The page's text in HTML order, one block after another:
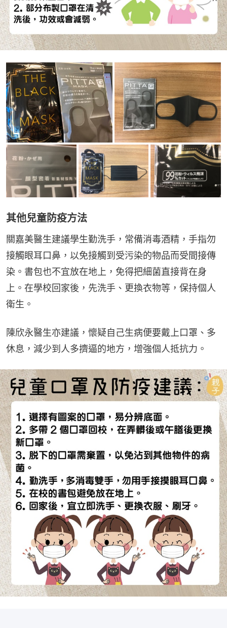
其他兒童防疫方法
關嘉美醫生建議學生勤洗手，常備消毒酒精，手指勿
接觸眼耳口鼻，以免接觸到受污染的物品而受間接傳
染。書包也不宜放在地上，免得把細菌直接背在身
上。在學校回家後，先洗手、更換衣物等，保持個人
衛生。
陳欣永醫生亦建議，懷疑自己生病便要戴上口罩、多
休息，減少到人多擠逼的地方，增強個人抵抗力。